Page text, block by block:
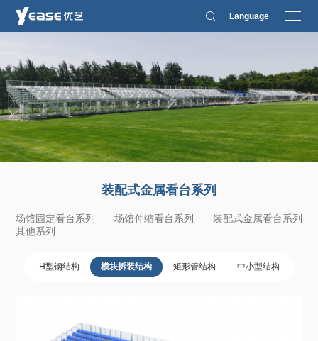
Language
装配式金属看台系列
场馆固定看台系列 场馆伸缩看台系列
装配式金属看台系列
其他系列
H型钢结构 模块拆装结构 矩形管结构 中小型结构